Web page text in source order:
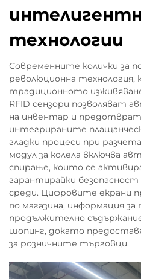
технологии
Современните колички за
революционна технология,
традиционното
RFID сензори позволяват
на инвентар и
интегрираните
гладки процеси при
модул за колела включва
спирање, които се
гарантирайки
среди. Цифровите екрани
по магазина, информация
продължително
шопинг, докато
за розничните търговци.